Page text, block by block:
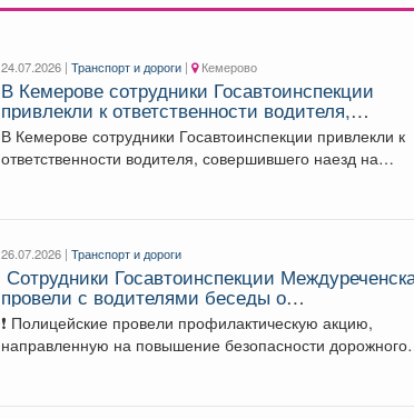
24.07.2026 |Транспорт и дороги | Кемерово
В Кемерове сотрудники Госавтоинспекции
привлекли к ответственности водителя,
совершившего наезд на работника АЗС
В Кемерове сотрудники Госавтоинспекции привлекли к
ответственности водителя, совершившего наезд на
26.07.2026 |Транспорт и дороги
Сотрудники Госавтоинспекции
провели с водителями беседы о
неукоснительном соблюдении Правил
движения
❗️ Полицейские провели профилактическую акцию,
направленную на повышение безопасности дорожного